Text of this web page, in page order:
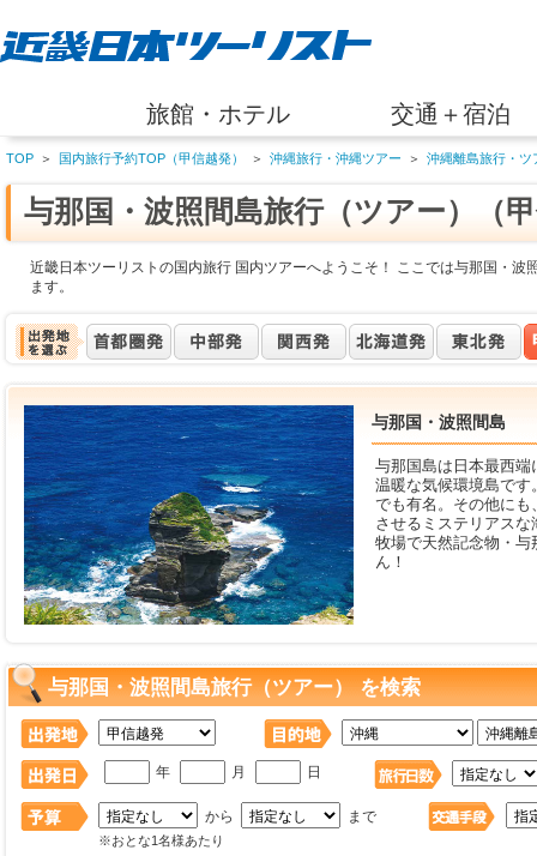
旅館・ホテル 交通＋宿泊
TOP ＞ 国内旅行予約TOP（甲信越発） ＞ 沖縄旅行・沖縄ツアー ＞ 沖縄離島旅行・ツ
与那国・波照間島旅行（ツアー）（
近畿日本ツーリストの国内旅行 国内ツアーへようこそ！ ここでは与那国・波
ます。
与那国・波照間島
与那国島は日本最西
温暖な気候環境島です
でも有名。その他にも
させるミステリアス
牧場で天然記念物・
ん！
与那国・波照間島旅行（ツアー） を検索
年 月 日
から まで
※おとな1名様あたり